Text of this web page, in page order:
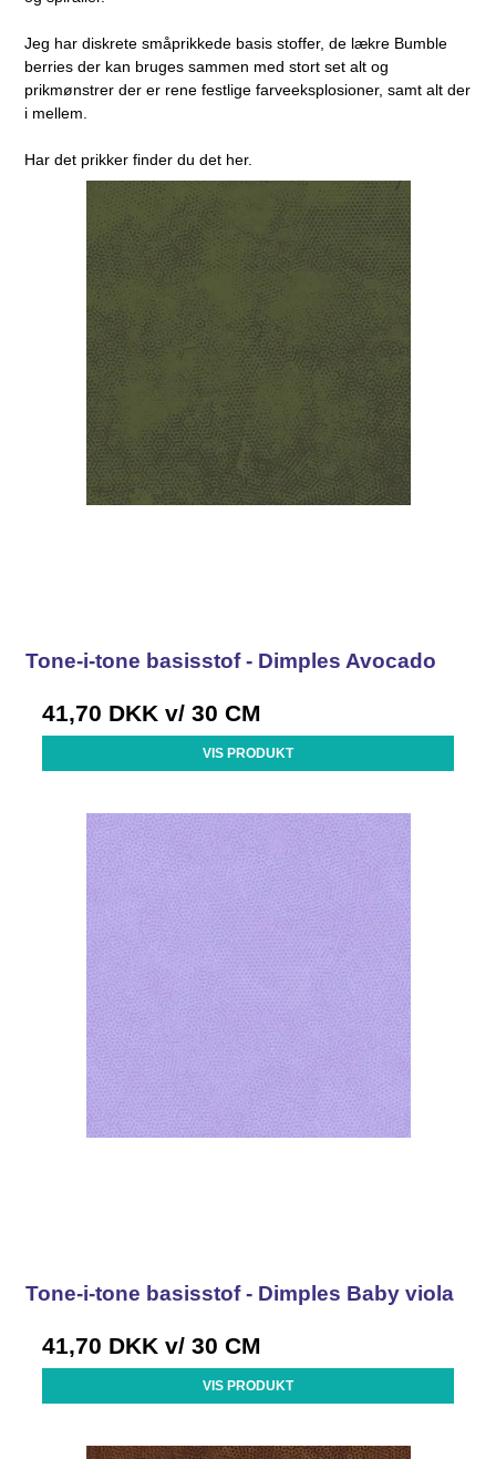
Jeg har diskrete småprikkede basis stoffer, de lækre Bumble
berries der kan bruges sammen med stort set alt og
prikmønstrer der er rene festlige farveeksplosioner, samt alt der
i mellem.
Har det prikker finder du det her.
Tone-i-tone basisstof - Dimples Avocado
41,70 DKK v/ 30 CM
VIS PRODUKT
Tone-i-tone basisstof - Dimples Baby viola
41,70 DKK v/ 30 CM
VIS PRODUKT